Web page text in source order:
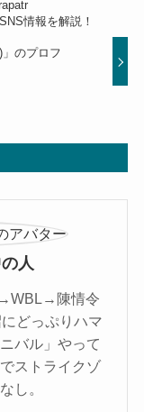
情報を解説！
のプロフ
人
陳情令
どっぷりハマ
バル」やって
ストライクゾ
し。